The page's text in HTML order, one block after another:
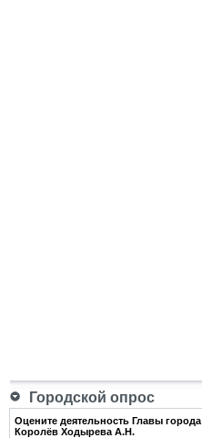
Городской опрос
Оцените деятельность Главы города
Королёв Ходырева А.Н.